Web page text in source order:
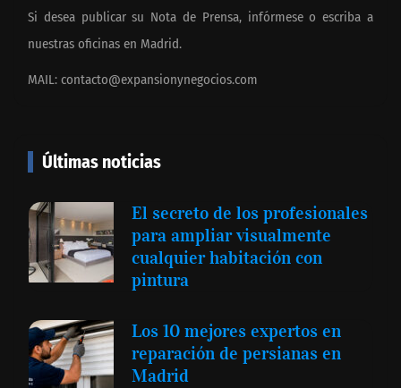
Si desea publicar su Nota de Prensa, infórmese o escriba a
nuestras oficinas en Madrid.
MAIL: contacto@expansionynegocios.com
Últimas noticias
El secreto de los profesionales
para ampliar visualmente
cualquier habitación con
pintura
Los 10 mejores expertos en
reparación de persianas en
Madrid